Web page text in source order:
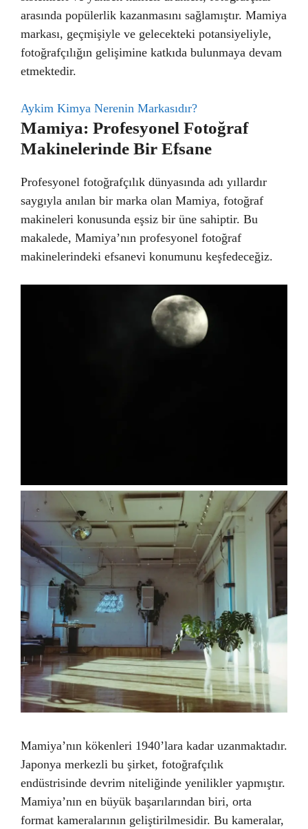
arasında popülerlik kazanmasını sağlamıştır. Mamiya
markası, geçmişiyle ve gelecekteki potansiyeliyle,
fotoğrafçılığın gelişimine katkıda bulunmaya devam
etmektedir.
Aykim Kimya Nerenin Markasıdır?
Mamiya: Profesyonel Fotoğraf
Makinelerinde Bir Efsane
Profesyonel fotoğrafçılık dünyasında adı yıllardır
saygıyla anılan bir marka olan Mamiya, fotoğraf
makineleri konusunda eşsiz bir üne sahiptir. Bu
makalede, Mamiya’nın profesyonel fotoğraf
makinelerindeki efsanevi konumunu keşfedeceğiz.
Mamiya’nın kökenleri 1940’lara kadar uzanmaktadır.
Japonya merkezli bu şirket, fotoğrafçılık
endüstrisinde devrim niteliğinde yenilikler yapmıştır.
Mamiya’nın en büyük başarılarından biri, orta
format kameralarının geliştirilmesidir. Bu kameralar,